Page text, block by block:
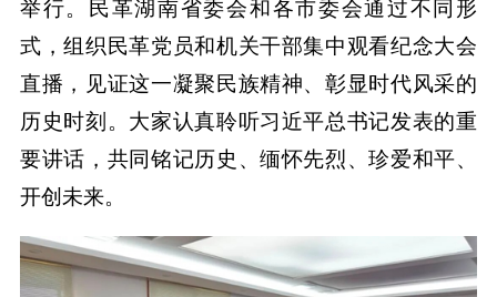
举行。民革湖南省委会和各市委会通过不同形
式，组织民革党员和机关干部集中观看纪念大会
直播，见证这一凝聚民族精神、彰显时代风采的
历史时刻。大家认真聆听习近平总书记发表的重
要讲话，共同铭记历史、缅怀先烈、珍爱和平、
开创未来。